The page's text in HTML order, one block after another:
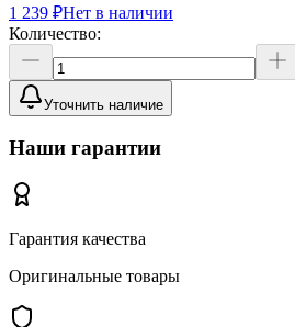
1 239 ₽Нет в наличии
Количество:
Уточнить наличие
Наши гарантии
Гарантия качества
Оригинальные товары